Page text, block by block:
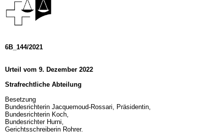
6B_144/2021
Urteil vom 9. Dezember 2022
Strafrechtliche Abteilung
Besetzung
Bundesrichterin Jacquemoud-Rossari, Präsidentin,
Bundesrichterin Koch,
Bundesrichter Hurni,
Gerichtsschreiberin Rohrer.